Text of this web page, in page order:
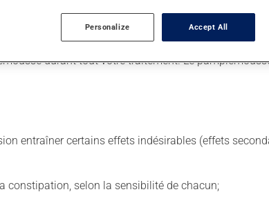
y pensez. S'il est presque l'heure de votre dose
est plus efficace s'il est pris avec de la
durant tout votre traitement. Le
entraîner certains effets indésirables (effets
constipation, selon la sensibilité de chacun;
Personalize Accept All